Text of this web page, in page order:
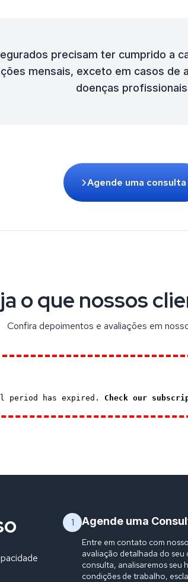
precisam ter cumprido a
mensais, exceto em casos de
doenças
Agende uma consulta
o que nossos
Confira depoimentos e avaliações em
period has expired. Check our
1 Agende uma
Entre em contato com
avaliação detalhada do seu
consulta, analisaremos seu
condições de trabalho,